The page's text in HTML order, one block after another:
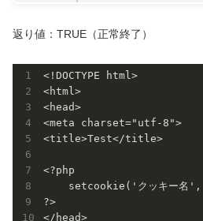
返り値：TRUE（正常終了）
<!DOCTYPE html>
<html>
<head>
<meta charset="utf-8">
<title>Test</title>
<?php
setcookie('クッキー名',
?>
</head>